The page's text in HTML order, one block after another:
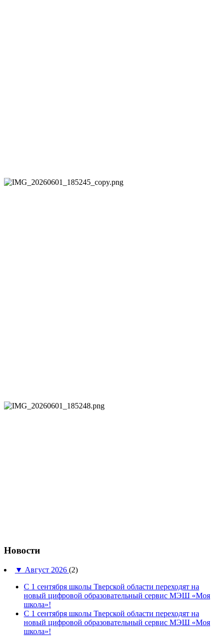
Новости
▼ Август 2026 (2)
С 1 сентября школы Тверской области переходят на
новый цифровой образовательный сервис МЭШ «Моя
школа»!
С 1 сентября школы Тверской области переходят на
новый цифровой образовательный сервис МЭШ «Моя
школа»!